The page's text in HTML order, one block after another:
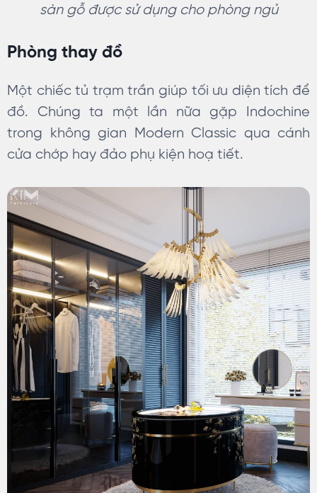
sàn gỗ được sử dụng cho phòng ngủ
Phòng thay đồ
Một chiếc tủ trạm trần giúp tối ưu diện tích để
đồ. Chúng ta một lần nữa gặp Indochine
trong không gian Modern Classic qua cánh
cửa chớp hay đảo phụ kiện hoạ tiết.